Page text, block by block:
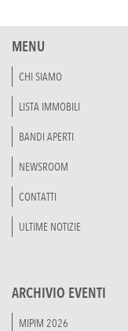
MENU
CHI SIAMO
LISTA IMMOBILI
BANDI APERTI
NEWSROOM
CONTATTI
ULTIME NOTIZIE
ARCHIVIO EVENTI
MIPIM 2026